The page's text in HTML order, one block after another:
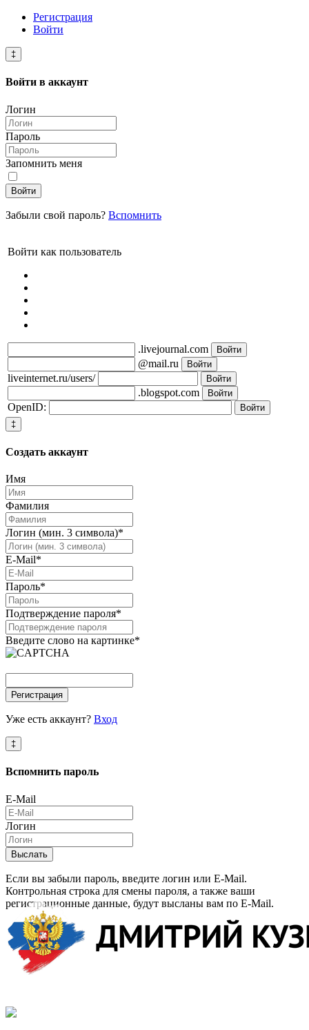
Регистрация
Войти
‡
Войти в аккаунт
Логин
Пароль
Запомнить меня
Войти
Забыли свой пароль? Вспомнить
Войти как пользователь
.livejournal.com
@mail.ru
liveinternet.ru/users/
.blogspot.com
OpenID:
‡
Создать аккаунт
Имя
Фамилия
Логин (мин. 3 символа)*
E-Mail*
Пароль*
Подтверждение пароля*
Введите слово на картинке*
Регистрация
Уже есть аккаунт? Вход
‡
Вспомнить пароль
E-Mail
Логин
Выслать
Если вы забыли пароль, введите логин или E-Mail.
Контрольная строка для смены пароля, а также ваши
регистрационные данные, будут высланы вам по E-Mail.